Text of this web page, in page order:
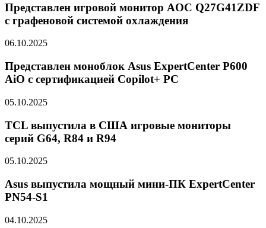
Представлен игровой монитор AOC Q27G41ZDF
с графеновой системой охлаждения
06.10.2025
Представлен моноблок Asus ExpertCenter P600
AiO с сертификацией Copilot+ PC
05.10.2025
TCL выпустила в США игровые мониторы
серий G64, R84 и R94
05.10.2025
Asus выпустила мощный мини-ПК ExpertCenter
PN54-S1
04.10.2025